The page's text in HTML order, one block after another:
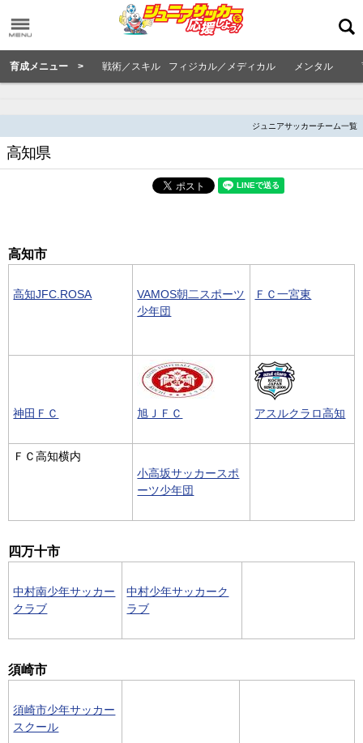
育成メニュー > 戦術／スキル フィジカル／メディカル メンタル
ジュニアサッカーチーム一覧
高知県
高知市
高知JFC.ROSA
VAMOS朝二スポーツ
少年団
ＦＣ一宮東
神田ＦＣ 旭ＪＦＣ アスルクラロ高知
ＦＣ高知横内
小高坂サッカースポ
ーツ少年団
四万十市
中村南少年サッカー
クラブ
中村少年サッカーク
ラブ
須崎市
須崎市少年サッカー
スクール